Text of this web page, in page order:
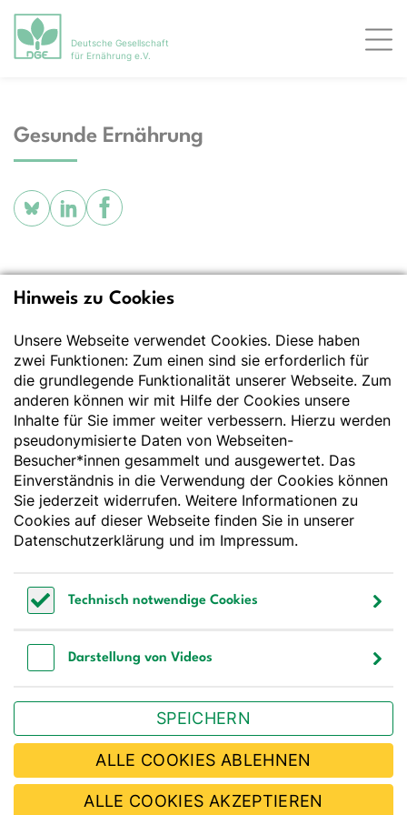
Deutsche Gesellschaft
für Ernährung e.V.
Gesunde Ernährung
Der Wissenschaft verpflichtet - Ihre Partnerin für
Deutsche Gesellschaft für Ernährung e. V.
Godesberger Allee 136
53175 Bonn
Tel:+49 228 3776-600
Fax:+49 228 3776-800
E-Mail:webmaster@dge.de
[socialLinksTitle]
Bestellen Sie unseren Newsletter
JETZT ABONNIEREN
Hinweis zu Cookies
Unsere Webseite verwendet Cookies. Diese haben
zwei Funktionen: Zum einen sind sie erforderlich für
die grundlegende Funktionalität unserer Webseite. Zum
anderen können wir mit Hilfe der Cookies unsere
Inhalte für Sie immer weiter verbessern. Hierzu werden
pseudonymisierte Daten von Webseiten-
Besucher*innen gesammelt und ausgewertet. Das
Einverständnis in die Verwendung der Cookies können
Sie jederzeit widerrufen. Weitere Informationen zu
Cookies auf dieser Webseite finden Sie in unserer
Datenschutzerklärung und im Impressum.
Technisch notwendige Cookies
Darstellung von Videos
SPEICHERN
ALLE COOKIES ABLEHNEN
ALLE COOKIES AKZEPTIEREN